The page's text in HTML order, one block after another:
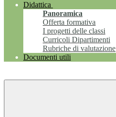
Didattica
Panoramica
Offerta formativa
I progetti delle classi
Curricoli Dipartimenti
Rubriche di valutazione
Documenti utili